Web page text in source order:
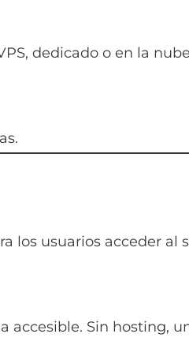
dedicado o en la
los usuarios acceder al
accesible. Sin hosting,